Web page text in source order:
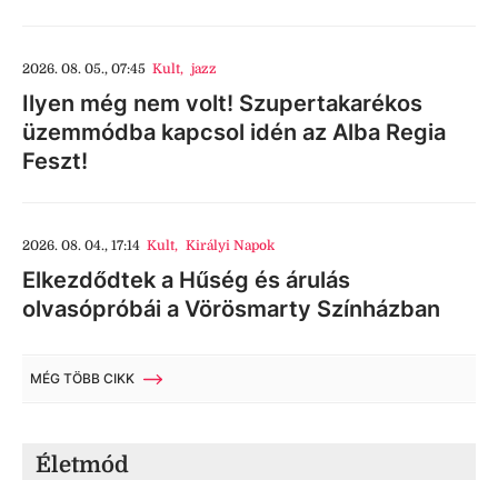
2026. 08. 05., 07:45 Kult, jazz
Ilyen még nem volt! Szupertakarékos
üzemmódba kapcsol idén az Alba Regia
Feszt!
2026. 08. 04., 17:14 Kult, Királyi Napok
Elkezdődtek a Hűség és árulás
olvasópróbái a Vörösmarty Színházban
MÉG TÖBB CIKK
Életmód